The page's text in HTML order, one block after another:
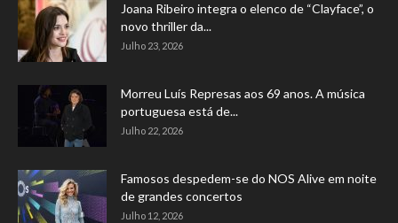
Joana Ribeiro integra o elenco de “Clayface”, o
novo thriller da...
Julho 23, 2026
Morreu Luís Represas aos 69 anos. A música
portuguesa está de...
Julho 22, 2026
Famosos despedem-se do NOS Alive em noite
de grandes concertos
Julho 12, 2026